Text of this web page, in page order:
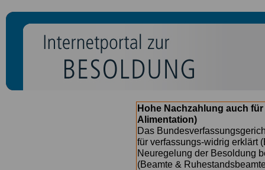
Hohe Nachzahlung auch
Alimentation)
Das
für verfassungs-widrig erklärt
Neuregelung der Besoldung
(Beamte &